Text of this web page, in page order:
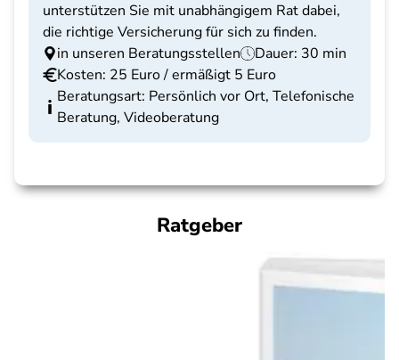
unterstützen Sie mit unabhängigem Rat dabei,
die richtige Versicherung für sich zu finden.
in unseren Beratungsstellen
Dauer: 30 min
Kosten: 25 Euro / ermäßigt 5 Euro
Beratungsart: Persönlich vor Ort, Telefonische
Beratung, Videoberatung
Ratgeber